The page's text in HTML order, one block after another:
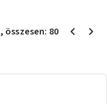
, összesen: 80